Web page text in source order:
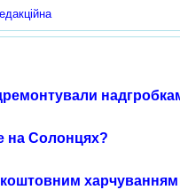
на Солонцях?
харчуванням